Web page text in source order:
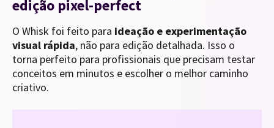
edição pixel-perfect
O Whisk foi feito para ideação e experimentação
visual rápida, não para edição detalhada. Isso o
torna perfeito para profissionais que precisam testar
conceitos em minutos e escolher o melhor caminho
criativo.